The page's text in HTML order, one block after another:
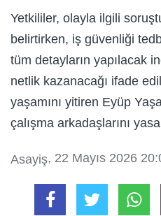
Yetkililer, olayla ilgili
belirtirken, iş güvenliği
tüm detayların yapılacak
netlik kazanacağı ifade
yaşamını yitiren Eyüp
çalışma arkadaşlarını
Asayiş, 22 Mayıs 2026